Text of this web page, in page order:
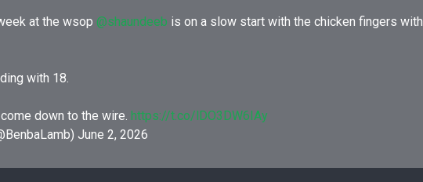
at the wsop @shaundeeb is on a slow start with the chicken fingers with
with 18.
down to the wire. https://t.co/lDO3DW6IAy
June 2, 2026